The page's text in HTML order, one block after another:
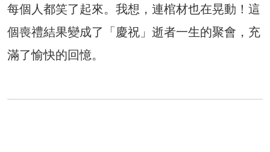
每個人都笑了起來。我想，連棺材也在晃動！這
個喪禮結果變成了「慶祝」逝者一生的聚會，充
滿了愉快的回憶。